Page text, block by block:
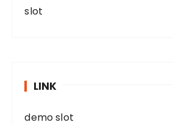
slot
LINK
demo slot